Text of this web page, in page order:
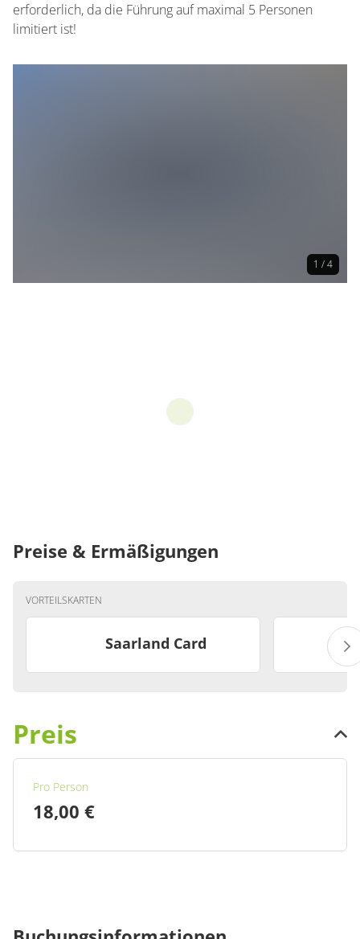
erforderlich, da die Führung auf maximal 5 Personen
limitiert ist!
1 / 4
Preise & Ermäßigungen
VORTEILSKARTEN
Saarland Card
Preis
Pro Person
18,00 €